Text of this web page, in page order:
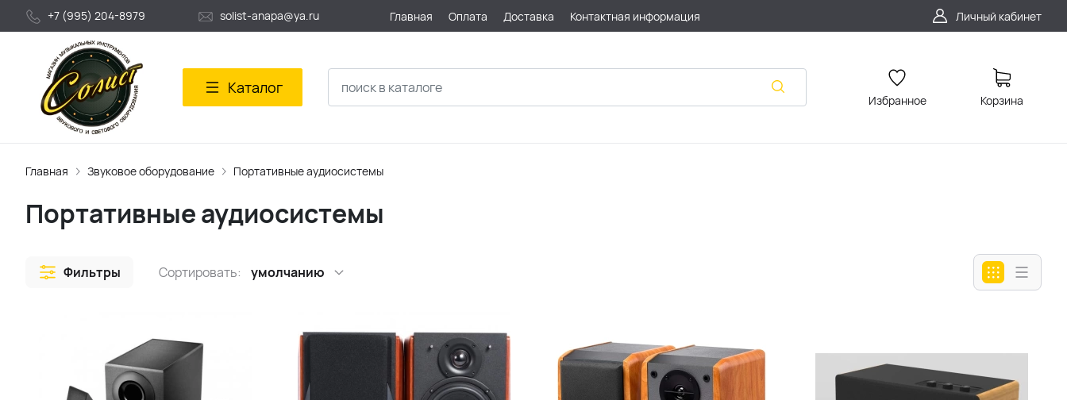
+7 (995) 204-8979 solist-anapa@ya.ru Главная Оплата Доставка Контактная информация Личный кабинет
Каталог
Избранное Корзина
Главная Звуковое оборудование Портативные аудиосистемы
Портативные аудиосистемы
Фильтры Сортировать: умолчанию